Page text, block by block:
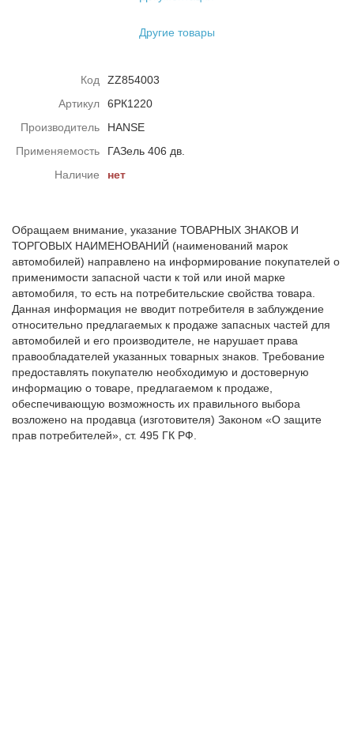
Другие товары
Код
ZZ854003
Артикул
6РК1220
Производитель
HANSE
Применяемость
ГАЗель 406 дв.
Наличие
нет
Обращаем внимание, указание ТОВАРНЫХ ЗНАКОВ И
ТОРГОВЫХ НАИМЕНОВАНИЙ (наименований марок
автомобилей) направлено на информирование покупателей о
применимости запасной части к той или иной марке
автомобиля, то есть на потребительские свойства товара.
Данная информация не вводит потребителя в заблуждение
относительно предлагаемых к продаже запасных частей для
автомобилей и его производителе, не нарушает права
правообладателей указанных товарных знаков. Требование
предоставлять покупателю необходимую и достоверную
информацию о товаре, предлагаемом к продаже,
обеспечивающую возможность их правильного выбора
возложено на продавца (изготовителя) Законом «О защите
прав потребителей», ст. 495 ГК РФ.